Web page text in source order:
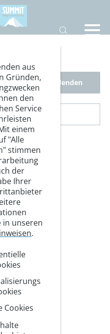
Filter ausblenden
Trekking
aus
Gründen,
den
Service
einem
"Alle
stimmen
der
Ihrer
in unseren
.
Cookies